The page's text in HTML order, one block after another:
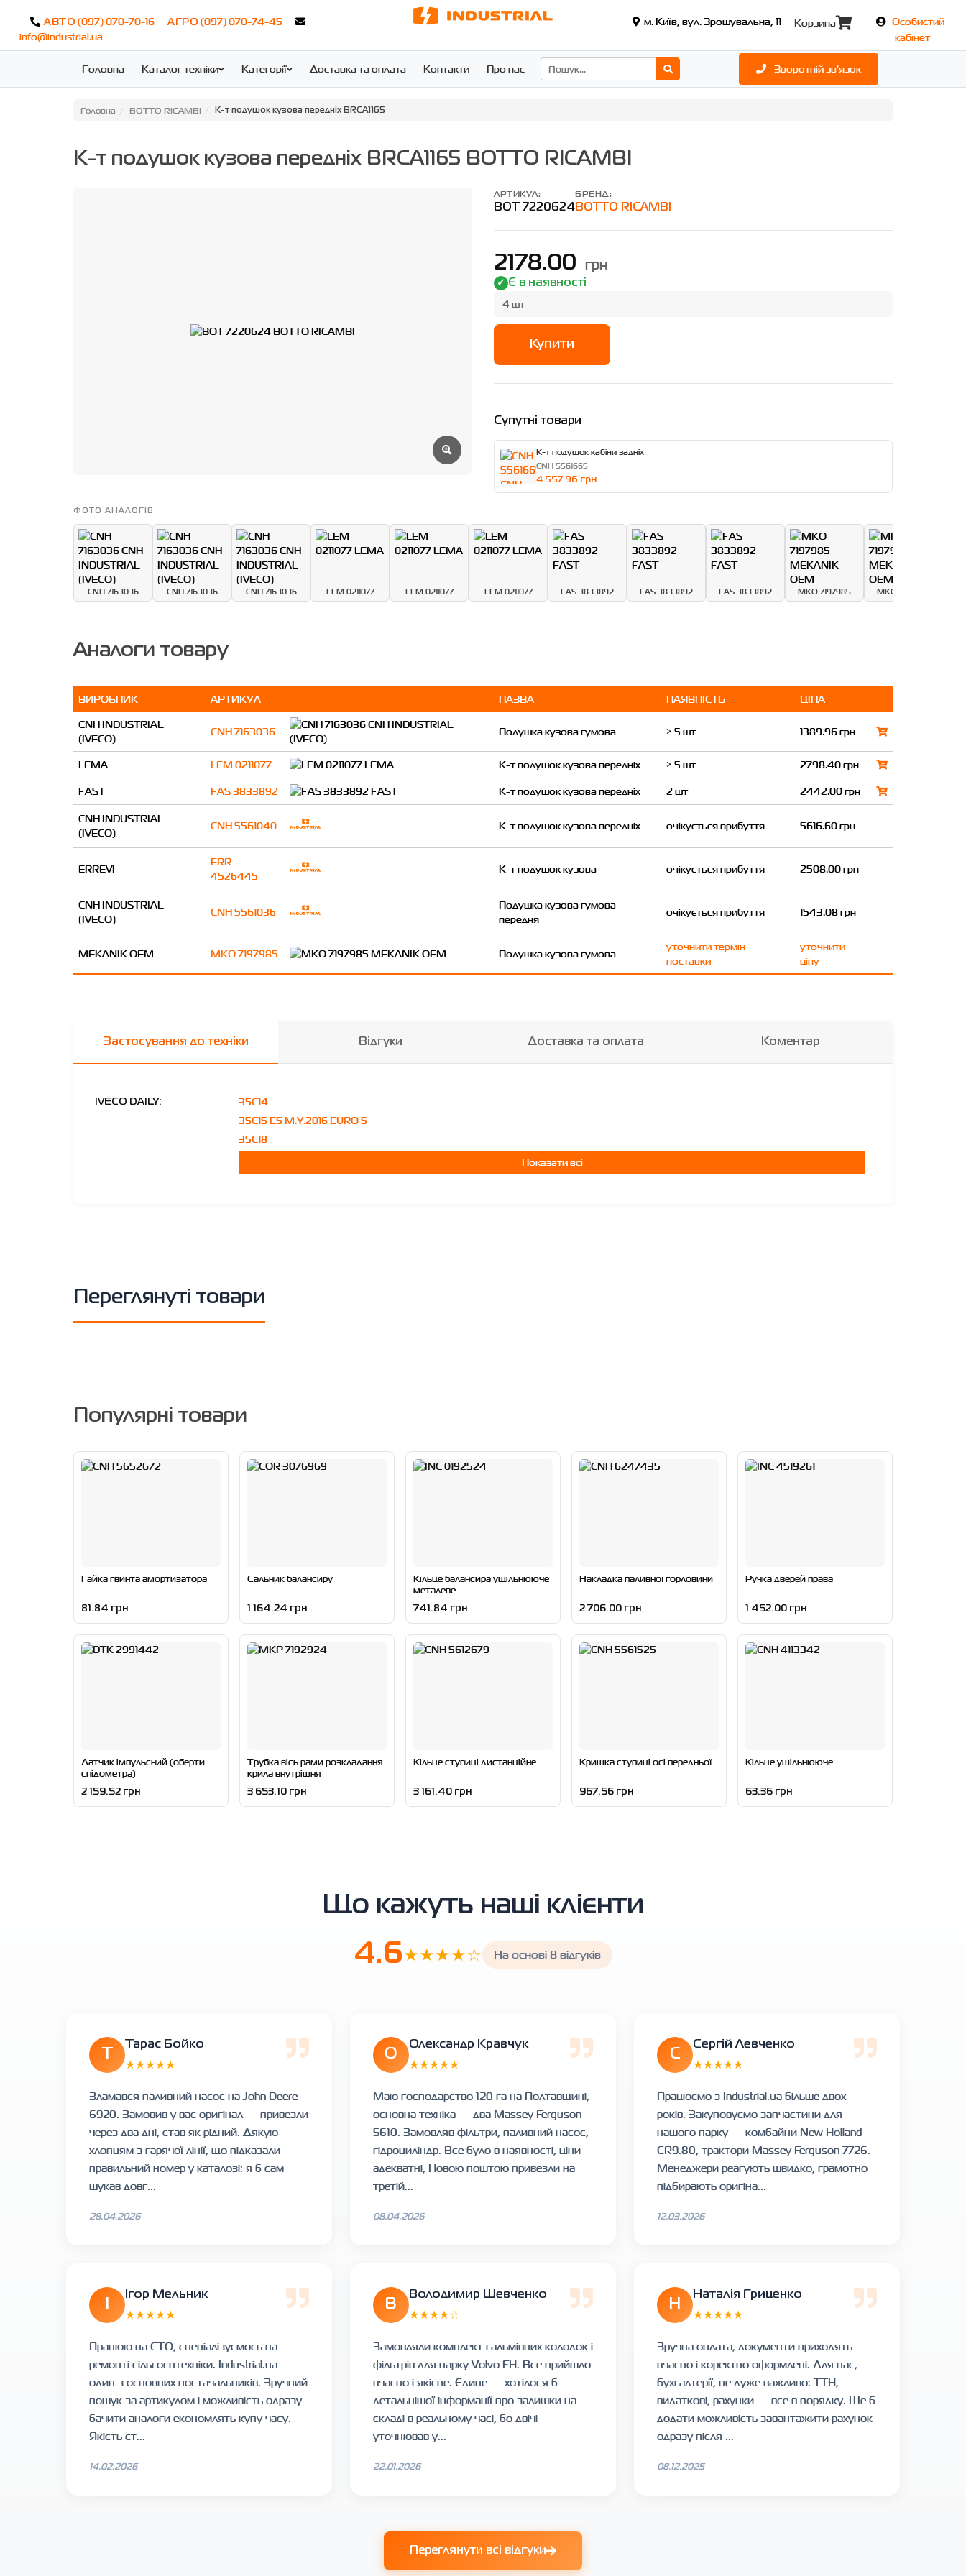
АВТО (097) 070-70-16 АГРО (097) 070-74-45
info@industrial.ua
м. Київ, вул. Зрошувальна, 11 Корзина
Особистий
кабінет
Головна Каталог техніки Категорії Доставка та оплата Контакти Про нас Зворотній зв'язок
Головна BOTTO RICAMBI К-т подушок кузова передніх BRCA1165
К-т подушок кузова передніх BRCA1165 BOTTO RICAMBI
АРТИКУЛ:
BOT 7220624
БРЕНД:
BOTTO RICAMBI
2178.00 грн
Є в наявності
4 шт
Купити
Супутні товари
К-т подушок кабіни задніх
CNH 5561665
4 557.96 грн
ФОТО АНАЛОГІВ
CNH 7163036 CNH 7163036 CNH 7163036 LEM 0211077 LEM 0211077 LEM 0211077 FAS 3833892 FAS 3833892 FAS 3833892 MKO 7197985 MKO 7197985
Аналоги товару
ВИРОБНИК АРТИКУЛ НАЗВА НАЯВНІСТЬ
ЦІНА
CNH INDUSTRIAL
(IVECO)
CNH 7163036 Подушка кузова гумова > 5 шт 1389.96 грн
LEMA LEM 0211077 К-т подушок кузова передніх > 5 шт
2798.40 грн
FAST
FAS 3833892 К-т подушок кузова передніх 2 шт
2442.00 грн
CNH INDUSTRIAL
(IVECO)
CNH 5561040 К-т подушок кузова передніх очікується прибуття 5616.60 грн
ERREVI
ERR
4526445
К-т подушок кузова очікується прибуття 2508.00 грн
CNH INDUSTRIAL
(IVECO)
CNH 5561036
Подушка кузова гумова
передня
очікується прибуття 1543.08 грн
MEKANIK OEM MKO 7197985 Подушка кузова гумова
уточнити термін
поставки
уточнити
ціну
Застосування до техніки Відгуки Доставка та оплата Коментар
IVECO DAILY:
35C14
35C15 E5 M.Y.2016 EURO 5
35C18
Показати всі
Переглянуті товари
Популярні товари
Гайка гвинта амортизатора
81.84 грн
Сальник балансиру
1 164.24 грн
Кільце балансира ущільнююче
металеве
741.84 грн
Накладка паливної горловини
2 706.00 грн
Ручка дверей права
1 452.00 грн
Датчик імпульсний (оберти
спідометра)
2 159.52 грн
Трубка вісь рами розкладання
крила внутрішня
3 653.10 грн
Кільце ступиці дистанційне
3 161.40 грн
Кришка ступиці осі передньої
967.56 грн
Кільце ущільнююче
63.36 грн
Що кажуть наші клієнти
4.6★★★★☆ На основі 8 відгуків
Тарас Бойко
★★★★★
Зламався паливний насос на John Deere
6920. Замовив у вас оригінал — привезли
через два дні, став як рідний. Дякую
хлопцям з гарячої лінії, що підказали
правильний номер у каталозі: я б сам
шукав довг...
28.04.2026
О
Олександр Кравчук
★★★★★
Маю господарство 120 га на Полтавщині,
основна техніка — два Massey Ferguson
5610. Замовляв фільтри, паливний насос,
гідроциліндр. Все було в наявності, ціни
адекватні, Новою поштою привезли на
третій...
08.04.2026
С
Сергій Левченко
★★★★★
Працюємо з Industrial.ua більше двох
років. Закуповуємо запчастини для
нашого парку — комбайни New Holland
CR9.80, трактори Massey Ferguson 7726.
Менеджери реагують швидко, грамотно
підбирають оригіна...
12.03.2026
Ігор Мельник
★★★★★
Працюю на СТО, спеціалізуємось на
ремонті сільгосптехніки. Industrial.ua —
один з основних постачальників. Зручний
пошук за артикулом і можливість одразу
бачити аналоги економлять купу часу.
Якість ст...
14.02.2026
В
Володимир Шевченко
★★★★☆
Замовляли комплект гальмівних колодок і
фільтрів для парку Volvo FH. Все прийшло
вчасно і якісне. Єдине — хотілося б
детальнішої інформації про залишки на
складі в реальному часі, бо двічі
уточнював у...
22.01.2026
Н
Наталія Гриценко
★★★★★
Зручна оплата, документи приходять
вчасно і коректно оформлені. Для нас,
бухгалтерії, це дуже важливо: ТТН,
видаткові, рахунки — все в порядку. Ще б
додати можливість завантажити рахунок
одразу після ...
08.12.2025
Переглянути всі відгуки